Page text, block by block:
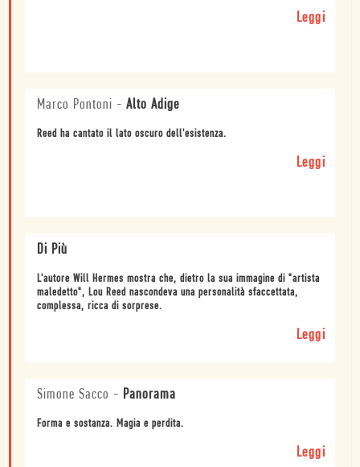
Leggi
Marco Pontoni - Alto Adige
Reed ha cantato il lato oscuro dell'esistenza.
Leggi
Di Più
L'autore Will Hermes mostra che, dietro la sua immagine di "artista
maledetto", Lou Reed nascondeva una personalità sfaccettata,
complessa, ricca di sorprese.
Leggi
Simone Sacco - Panorama
Forma e sostanza. Magia e perdita.
Leggi